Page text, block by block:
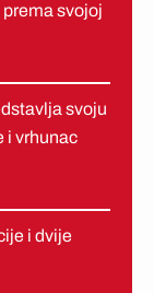
svojoj
svoju
i vrhunac
i dvije